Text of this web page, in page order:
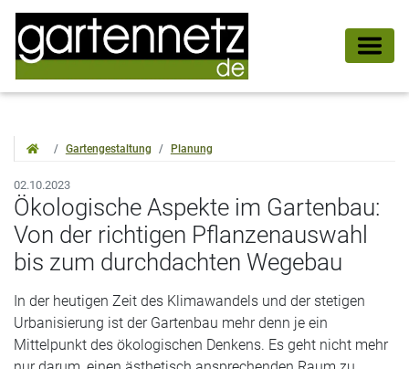
Gartengestaltung Planung
02.10.2023
Ökologische Aspekte im Gartenbau:
Von der richtigen Pflanzenauswahl
bis zum durchdachten Wegebau
In der heutigen Zeit des Klimawandels und der stetigen
Urbanisierung ist der Gartenbau mehr denn je ein
Mittelpunkt des ökologischen Denkens. Es geht nicht mehr